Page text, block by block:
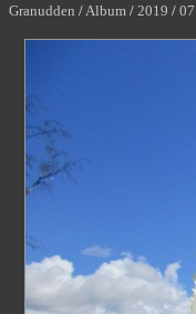
Granudden /Album / 2019 / 07